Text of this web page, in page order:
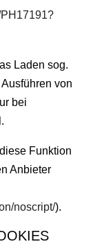
Laden sog.
von
bei
Funktion
Anbieter
noscript/).